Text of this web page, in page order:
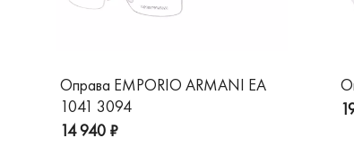
Оправа EMPORIO ARMANI EA
1041 3094
14 940 ₽